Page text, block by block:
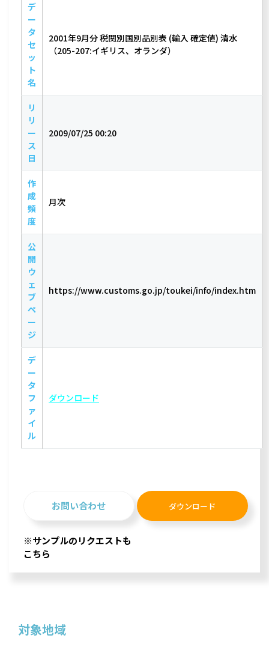
デ
ー
タ
セ
ッ
ト
名
2001年9月分 税関別国別品別表 (輸入 確定値) 清水
（205-207:イギリス、オランダ）
リ
リ
ー
ス
日
2009/07/25 00:20
作
成
頻
度
月次
公
開
ウ
ェ
ブ
ペ
ー
ジ
https://www.customs.go.jp/toukei/info/index.htm
デ
ー
タ
フ
ァ
イ
ル
ダウンロード
お問い合わせ
※サンプルのリクエストも
こちら
ダウンロード
対象地域